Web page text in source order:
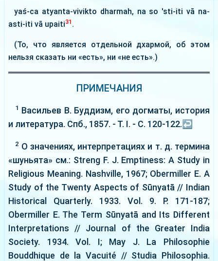
yaś-ca atyanta-vivikto dharmah, na so 'sti-iti vā na-
asti-iti vā upaiti31 .
(То, что является отдельной дхармой, об этом
нельзя сказать ни «есть», ни «не есть».)
ПРИМЕЧАНИЯ
1 Васильев В. Буддизм, его догматы, история
и литература. Спб., 1857. - Т. I. - С. 120-122.↩
2 О значениях, интерпретациях и т. д. термина
«шуньята» см.: Streng F. J. Emptiness: A Study in
Religious Meaning. Nashville, 1967; Obermiller E. A
Study of the Twenty Aspects of Sūnyatā // Indian
Historical Quarterly. 1933. Vol. 9. P. 171-187;
Obermiller E. The Term Sūnyatā and Its Different
Interpretations // Journal of the Greater India
Society. 1934. Vol. I; May J. La Philosophie
Bouddhique de la Vacuité // Studia Philosophia.